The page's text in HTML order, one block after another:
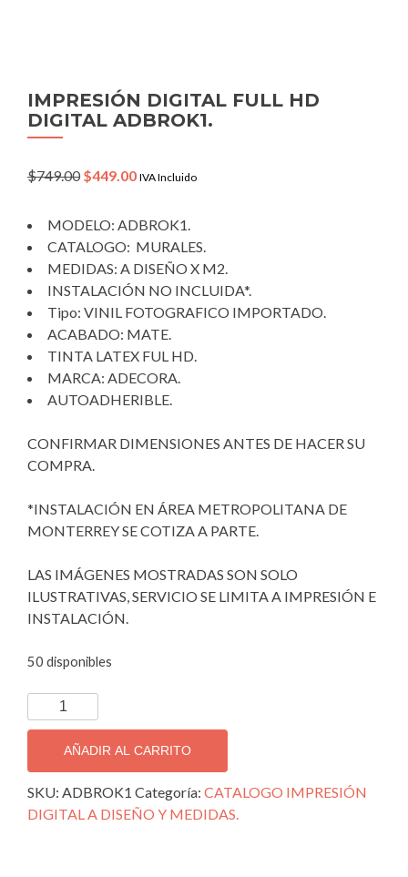
IMPRESIÓN DIGITAL FULL HD
DIGITAL ADBROK1.
$749.00 Original
$749.00.
$449.00Current
$449.00.
IVA Incluido
MODELO: ADBROK1.
CATALOGO: MURALES.
MEDIDAS: A DISEÑO X M2.
INSTALACIÓN NO INCLUIDA*.
Tipo: VINIL FOTOGRAFICO IMPORTADO.
ACABADO: MATE.
TINTA LATEX FUL HD.
MARCA: ADECORA.
AUTOADHERIBLE.
CONFIRMAR DIMENSIONES ANTES DE HACER SU
COMPRA.
*INSTALACIÓN EN ÁREA METROPOLITANA DE
MONTERREY SE COTIZA A PARTE.
LAS IMÁGENES MOSTRADAS SON SOLO
ILUSTRATIVAS, SERVICIO SE LIMITA A IMPRESIÓN E
INSTALACIÓN.
50 disponibles
IMPRESIÓN
DIGITAL
HD
DIGITAL
ADBROK1.
AÑADIR AL CARRITO
SKU: ADBROK1 Categoría: CATALOGO IMPRESIÓN
DIGITAL A DISEÑO Y MEDIDAS.